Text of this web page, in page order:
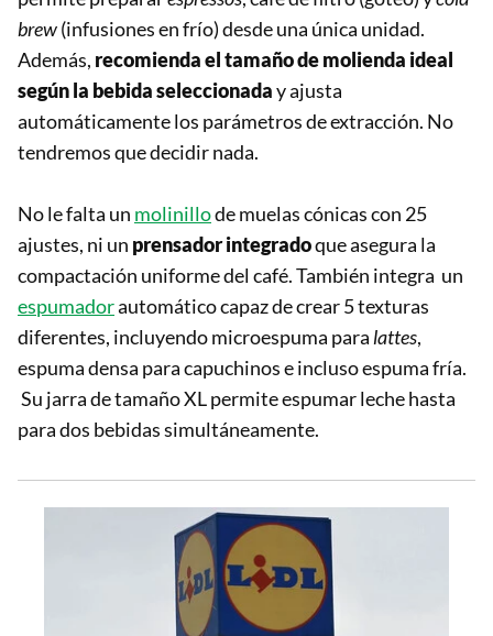
brew(infusiones en frío) desde una única unidad.
Además, recomienda el tamaño de molienda ideal
según la bebida seleccionaday ajusta
automáticamente los parámetros de extracción. No
tendremos que decidir nada.
No le falta un molinillode muelas cónicas con 25
ajustes, ni un prensador integradoque asegura la
compactación uniforme del café. También integra un
espumadorautomático capaz de crear 5 texturas
diferentes, incluyendo microespuma para lattes,
espuma densa para capuchinos e incluso espuma fría.
Su jarra de tamaño XL permite espumar leche hasta
para dos bebidas simultáneamente.